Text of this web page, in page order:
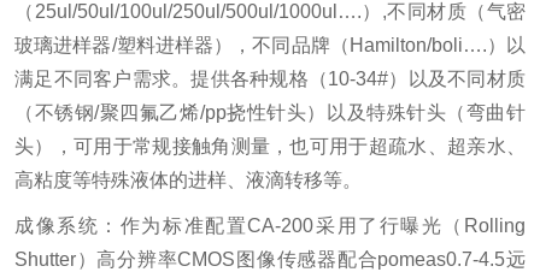
（25ul/50ul/100ul/250ul/500ul/1000ul….）,不同材质（气密
玻璃进样器/塑料进样器），不同品牌（Hamilton/boli….）以
满足不同客户需求。提供各种规格（10-34#）以及不同材质
（不锈钢/聚四氟乙烯/pp挠性针头）以及特殊针头（弯曲针
头），可用于常规接触角测量，也可用于超疏水、超亲水、
高粘度等特殊液体的进样、液滴转移等。
成像系统：作为标准配置CA-200采用了行曝光（Rolling
Shutter）高分辨率CMOS图像传感器配合pomeas0.7-4.5远